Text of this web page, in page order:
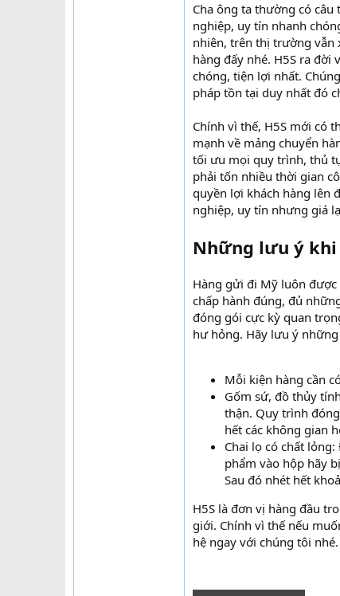
Cha ông ta thường có
nghiệp, uy tín nhanh
nhiên, trên thị trường vẫn
hàng đấy nhé. H5S ra đời
chóng, tiện lợi nhất.
pháp tồn tại duy nhất đó
Chính vì thế, H5S mới có
mạnh về mảng chuyển
tối ưu mọi quy trình, thủ
phải tốn nhiều thời gian
quyền lợi khách hàng lên
nghiệp, uy tín nhưng giá
Những lưu ý
Hàng gửi đi Mỹ luôn được
chấp hành đúng, đủ
đóng gói cực kỳ quan
hư hỏng. Hãy lưu ý
Mỗi kiện hàng cần
Gốm sứ, đồ thủy
thận. Quy trình
hết các không gian
Chai lọ có chất
phẩm vào hộp hãy
Sau đó nhét hết
H5S là đơn vị hàng đầu
giới. Chính vì thế nếu
hệ ngay với chúng tôi nhé.